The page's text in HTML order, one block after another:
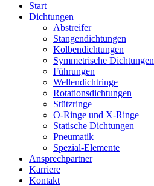
Start
Dichtungen
Abstreifer
Stangendichtungen
Kolbendichtungen
Symmetrische Dichtungen
Führungen
Wellendichtringe
Rotationsdichtungen
Stützringe
O-Ringe und X-Ringe
Statische Dichtungen
Pneumatik
Spezial-Elemente
Ansprechpartner
Karriere
Kontakt